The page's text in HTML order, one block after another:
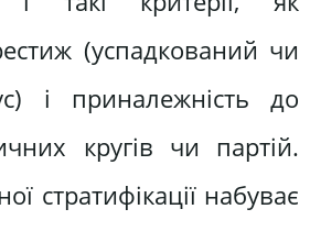
(успадкований чи
і приналежність до
кругів чи партій.
стратифікації набуває